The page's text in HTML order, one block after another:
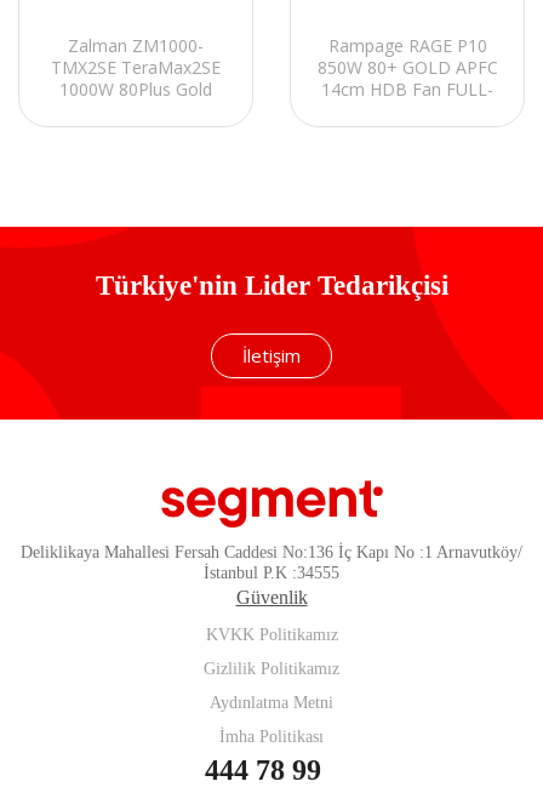
Zalman ZM1000-
TMX2SE TeraMax2SE
1000W 80Plus Gold
Full-Modular Power
Rampage RAGE P10
850W 80+ GOLD APFC
14cm HDB Fan FULL-
ATX3.0+PCIe5.0 Siyah
Türkiye'nin Lider Tedarikçisi
İletişim
Deliklikaya Mahallesi Fersah Caddesi No:136 İç Kapı No :1 Arnavutköy/
İstanbul P.K :34555
Güvenlik
KVKK Politikamız
Gizlilik Politikamız
Aydınlatma Metni
İmha Politikası
444 78 99